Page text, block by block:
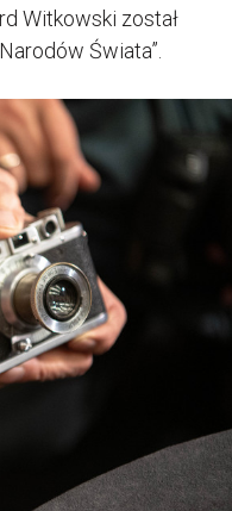
Witkowski został
Świata”.